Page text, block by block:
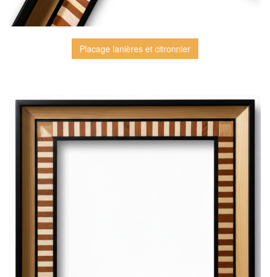
Placage lanières et citronnier